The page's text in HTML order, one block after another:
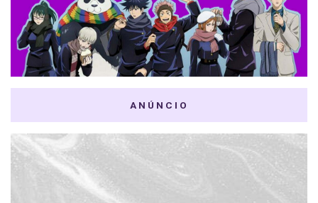
ANÚNCIO